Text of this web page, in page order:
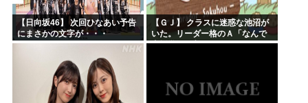
【日向坂46】 次回ひなあい予告
にまさかの文字が・・・
【ＧＪ】 クラスに迷惑な池沼が
いた。リーダー格のＡ「なんで
支援学級に入れないんです